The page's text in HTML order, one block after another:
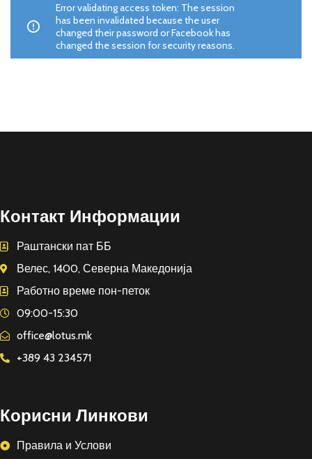
Error validating access token: The session
has been invalidated because the user
changed their password or Facebook has
changed the session for security reasons.
Контакт Информации
Раштански пат ББ
Велес, 1400, Северна Македонија
Работно време пон-петок
09:00-15:30
office@lotus.mk
+389 43 234571
Корисни Линкови
Правила и Услови